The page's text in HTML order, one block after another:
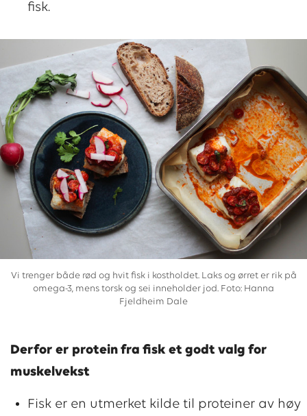
fisk.
Vi trenger både rød og hvit fisk i kostholdet. Laks og ørret er rik på
omega-3, mens torsk og sei inneholder jod. Foto: Hanna
Fjeldheim Dale
Derfor er protein fra fisk et godt valg for
muskelvekst
Fisk er en utmerket kilde til proteiner av høy